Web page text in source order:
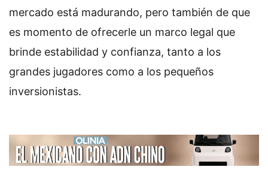
mercado está madurando, pero también de que
es momento de ofrecerle un marco legal que
brinde estabilidad y confianza, tanto a los
grandes jugadores como a los pequeños
inversionistas.